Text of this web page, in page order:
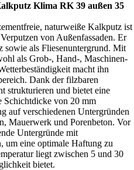
Klima RK 39 außen 35
naturweiße Kalkputz ist
von Außenfassaden. Er
sowie als Fliesenuntergrund. Mit
als Grob-, Hand-, Maschinen-
macht ihn
Dank der filzbaren
strukturieren und bietet eine
Schichtdicke von 20 mm
auf verschiedenen Untergründen
Mauerwerk und Porenbeton. Vor
Untergründe mit
um eine optimale Haftung zu
liegt zwischen 5 und 30
bietet.